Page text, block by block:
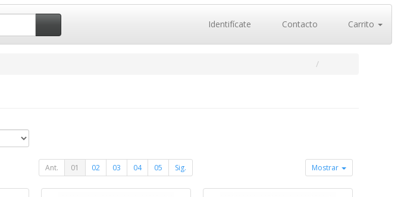
Identifícate Contacto Carrito
Ant. 01 02 03 04 05 Sig. Mostrar